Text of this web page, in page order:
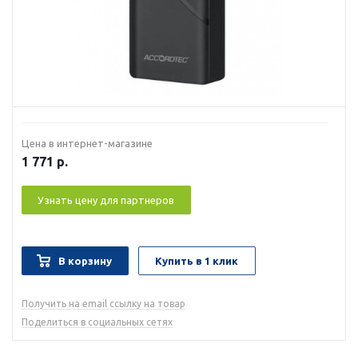
Цена в интернет-магазине
1 771 р.
Узнать цену для партнеров
В корзину Купить в 1 клик
Получить на email ссылку на товар
Поделиться в социальных сетях